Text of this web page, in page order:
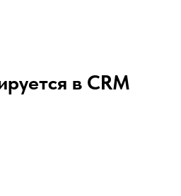
в CRM